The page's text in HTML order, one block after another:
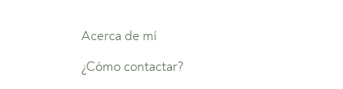
Acerca de mí
¿Cómo contactar?